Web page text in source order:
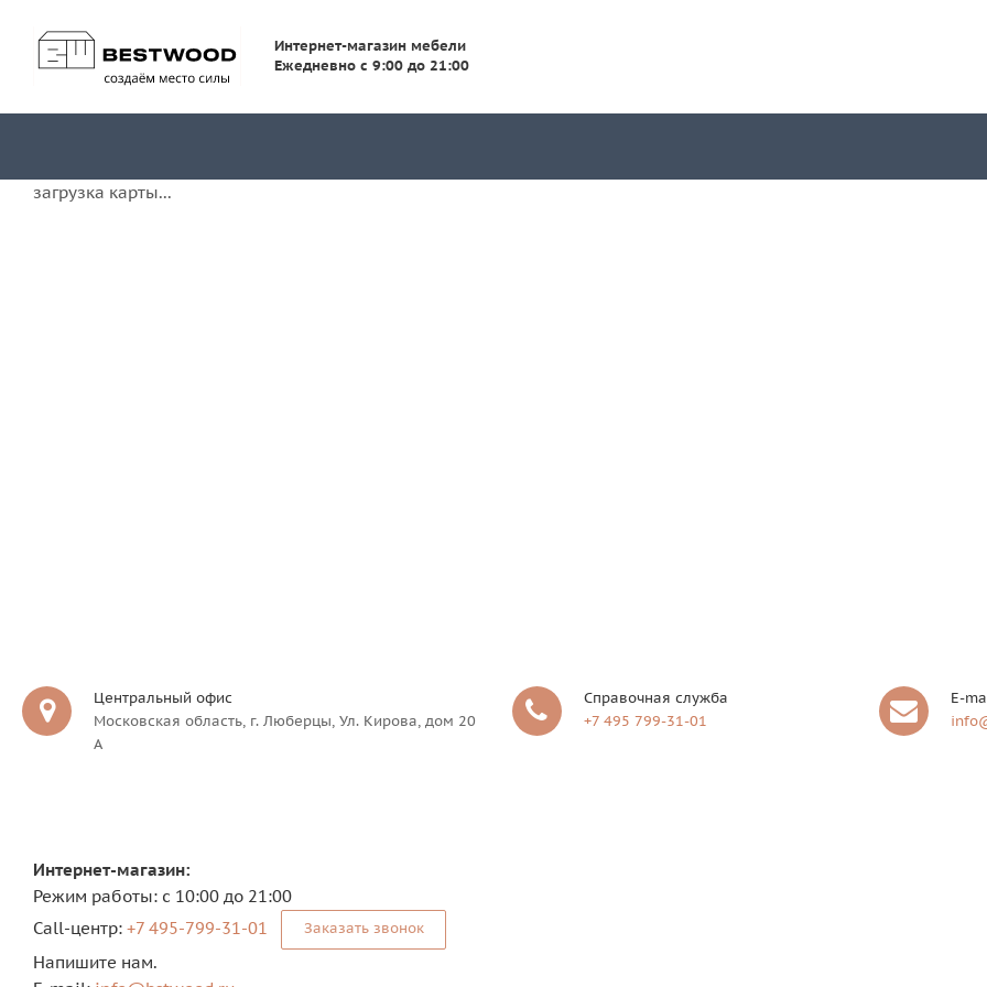
Интернет-магазин мебели
Ежедневно с 9:00 до 21:00
загрузка карты...
Центральный офис
Московская область, г. Люберцы, Ул. Кирова, дом 20
А
Справочная служба
+7 495 799-31-01
E-
Интернет-магазин:
Режим работы: с 10:00 до 21:00
Сall-центр: +7 495-799-31-01 Заказать звонок
Напишите нам.